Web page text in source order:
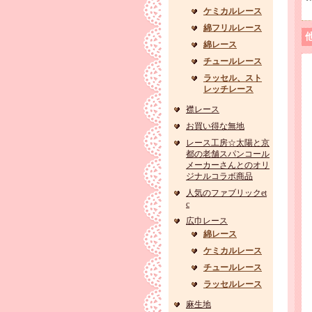
ケミカルレース
綿フリルレース
綿レース
チュールレース
ラッセル、スト
レッチレース
襟レース
お買い得な無地
レース工房☆太陽と京
都の老舗スパンコール
メーカーさんとのオリ
ジナルコラボ商品
人気のファブリックet
c
広巾レース
綿レース
ケミカルレース
チュールレース
ラッセルレース
麻生地